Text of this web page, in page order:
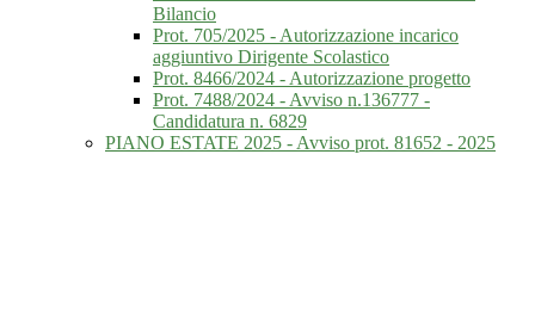
Bilancio
Prot. 705/2025 - Autorizzazione incarico
aggiuntivo Dirigente Scolastico
Prot. 8466/2024 - Autorizzazione progetto
Prot. 7488/2024 - Avviso n.136777 -
Candidatura n. 6829
PIANO ESTATE 2025 - Avviso prot. 81652 - 2025